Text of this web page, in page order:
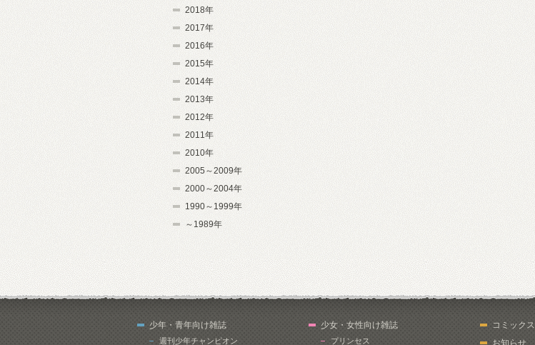
2018年
2017年
2016年
2015年
2014年
2013年
2012年
2011年
2010年
2005～2009年
2000～2004年
1990～1999年
～1989年
少年・青年向け雑誌
週刊少年チャンピオン
少女・女性向け雑誌
プリンセス
コミックス
お知らせ